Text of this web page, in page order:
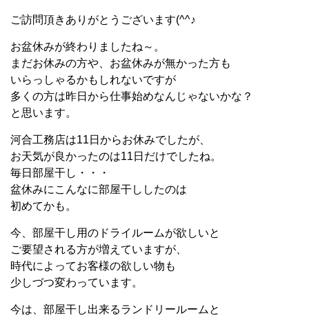
ご訪問頂きありがとうございます(^^♪
お盆休みが終わりましたね～。
まだお休みの方や、お盆休みが無かった方も
いらっしゃるかもしれないですが
多くの方は昨日から仕事始めなんじゃないかな？
と思います。
河合工務店は11日からお休みでしたが、
お天気が良かったのは11日だけでしたね。
毎日部屋干し・・・
盆休みにこんなに部屋干ししたのは
初めてかも。
今、部屋干し用のドライルームが欲しいと
ご要望される方が増えていますが、
時代によってお客様の欲しい物も
少しづつ変わっています。
今は、部屋干し出来るランドリールームと